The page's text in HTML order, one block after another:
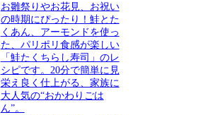
お雛祭りやお花見、お祝い
の時期にぴったり！鮭とた
くあん、アーモンドを使っ
た、パリポリ食感が楽しい
「鮭たくちらし寿司」のレ
シピです。20分で簡単に見
栄え良く仕上がる、家族に
大人気の“おかわりごは
ん”。